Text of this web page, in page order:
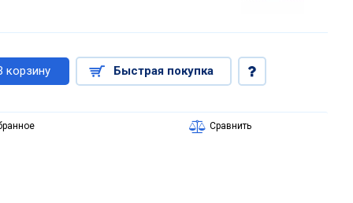
корзину Быстрая покупка
Сравнить